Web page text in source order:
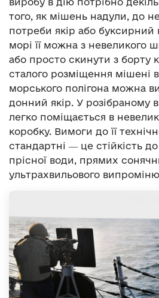
того, як мішень надули, до
потреби якір або буксирний
морі її можна з невеликого
або просто скинути з борту
сталого розміщення мішені
морського полігона можна
донний якір. У розібраному
легко поміщається в
коробку. Вимоги до її
стандартні ― це стійкість до
прісної води, прямих
ультрахвильового